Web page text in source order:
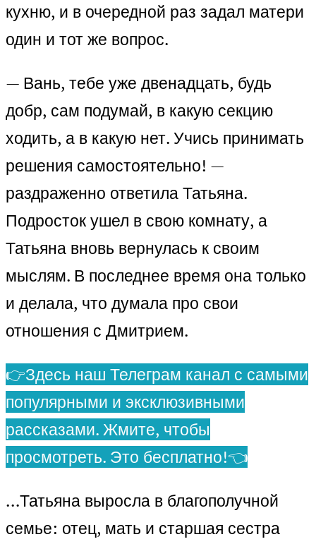
кухню, и в очередной раз задал матери
один и тот же вопрос.
— Вань, тебе уже двенадцать, будь
добр, сам подумай, в какую секцию
ходить, а в какую нет. Учись принимать
решения самостоятельно! —
раздраженно ответила Татьяна.
Подросток ушел в свою комнату, а
Татьяна вновь вернулась к своим
мыслям. В последнее время она только
и делала, что думала про свои
отношения с Дмитрием.
👉Здесь наш Телеграм канал с самыми
популярными и эксклюзивными
рассказами. Жмите, чтобы
просмотреть. Это бесплатно!👈
…Татьяна выросла в благополучной
семье: отец, мать и старшая сестра